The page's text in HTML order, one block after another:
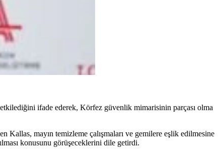
ifade ederek, Körfez güvenlik mimarisinin parçası olma
Kallas, mayın temizleme çalışmaları ve gemilere eşlik edilmesine
konusunu görüşeceklerini dile getirdi.